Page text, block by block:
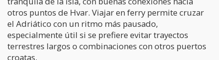
otros puntos de Hvar. Viajar en ferry permite cruzar
el Adriático con un ritmo más pausado,
especialmente útil si se prefiere evitar trayectos
terrestres largos o combinaciones con otros puertos
croatas.